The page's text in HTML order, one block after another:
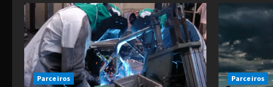
n
Parceiros Parceiros